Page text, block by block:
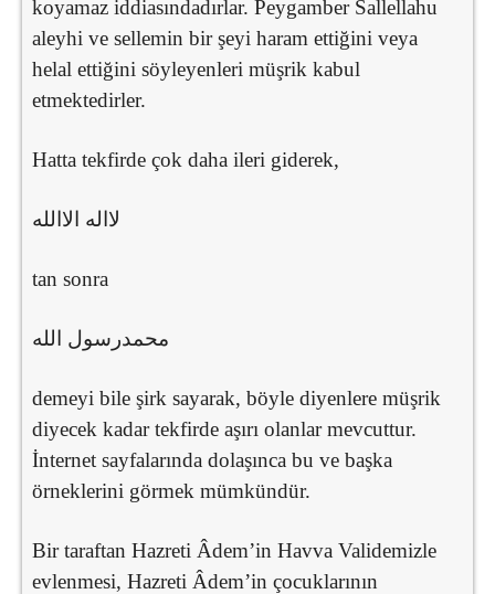
koyamaz iddiasındadırlar. Peygamber Sallellahu
aleyhi ve sellemin bir şeyi haram ettiğini veya
helal ettiğini söyleyenleri müşrik kabul
etmektedirler.
Hatta tekfirde çok daha ileri giderek,
لااله الاالله
tan sonra
محمدرسول الله
demeyi bile şirk sayarak, böyle diyenlere müşrik
diyecek kadar tekfirde aşırı olanlar mevcuttur.
İnternet sayfalarında dolaşınca bu ve başka
örneklerini görmek mümkündür.
Bir taraftan Hazreti Âdem’in Havva Validemizle
evlenmesi, Hazreti Âdem’in çocuklarının